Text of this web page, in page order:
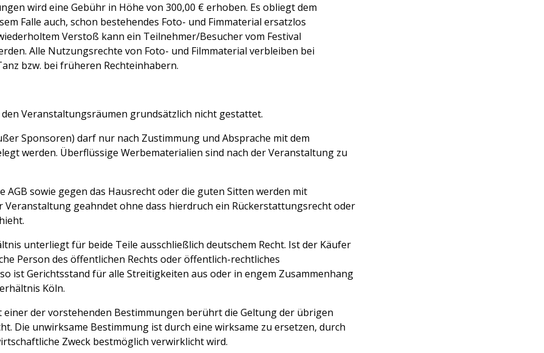
wird eine Gebühr in Höhe von 300,00 € erhoben. Es obliegt dem
Falle auch, schon bestehendes Foto- und Fimmaterial ersatzlos
Verstoß kann ein Teilnehmer/Besucher vom Festival
Alle Nutzungsrechte von Foto- und Filmmaterial verbleiben bei
bzw. bei früheren Rechteinhabern.
den Veranstaltungsräumen grundsätzlich nicht gestattet.
Sponsoren) darf nur nach Zustimmung und Absprache mit dem
werden. Überflüssige Werbematerialien sind nach der Veranstaltung zu
AGB sowie gegen das Hausrecht oder die guten Sitten werden mit
Veranstaltung geahndet ohne dass hierdruch ein Rückerstattungsrecht oder
unterliegt für beide Teile ausschließlich deutschem Recht. Ist der Käufer
Person des öffentlichen Rechts oder öffentlich-rechtliches
ist Gerichtsstand für alle Streitigkeiten aus oder in engem Zusammenhang
Köln.
einer der vorstehenden Bestimmungen berührt die Geltung der übrigen
Die unwirksame Bestimmung ist durch eine wirksame zu ersetzen, durch
Zweck bestmöglich verwirklicht wird.